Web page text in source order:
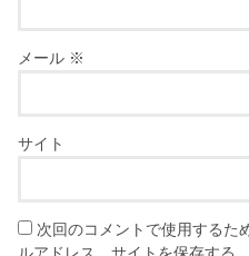
メール ※
サイト
次回のコメントで使用するた